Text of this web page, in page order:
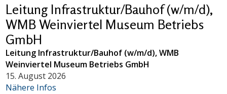
Leitung Infrastruktur/Bauhof (w/m/d),
WMB Weinviertel Museum Betriebs
GmbH
Leitung Infrastruktur/Bauhof (w/m/d), WMB
Weinviertel Museum Betriebs GmbH
15. August 2026
Nähere Infos